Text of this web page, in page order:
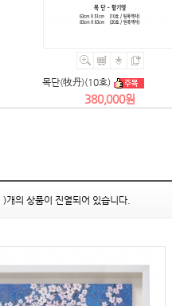
목단(牧丹)(10호)
380,000원
)개의 상품이 진열되어 있습니다.